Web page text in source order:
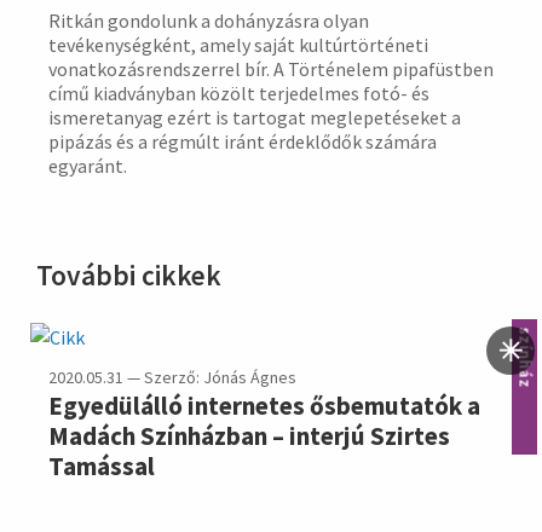
Ritkán gondolunk a dohányzásra olyan
tevékenységként, amely saját kultúrtörténeti
vonatkozásrendszerrel bír. A Történelem pipafüstben
című kiadványban közölt terjedelmes fotó- és
ismeretanyag ezért is tartogat meglepetéseket a
pipázás és a régmúlt iránt érdeklődők számára
egyaránt.
További cikkek
színház
2020.05.31 — Szerző: Jónás Ágnes
Egyedülálló internetes ősbemutatók a
Madách Színházban – interjú Szirtes
Tamással